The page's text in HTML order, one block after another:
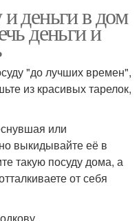
деньги в дом
деньги и
"до лучших времен",
из красивых тарелок,
или
выкидывайте её в
такую посуду дома, а
от себя